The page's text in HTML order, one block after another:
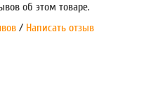
об этом товаре.
/ Написать отзыв